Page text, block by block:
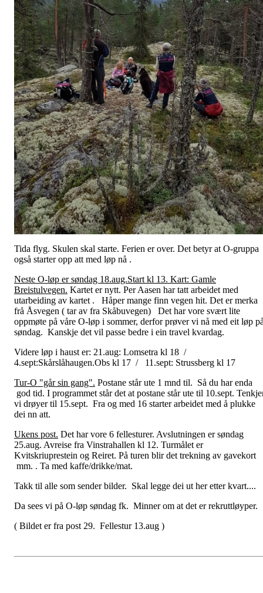
Tida flyg. Skulen skal starte. Ferien er over. Det betyr at O-gruppa
også starter opp att med løp nå .
Neste O-løp er søndag 18.aug.Start kl 13. Kart: Gamle
Breistulvegen. Kartet er nytt. Per Aasen har tatt arbeidet med
utarbeiding av kartet . Håper mange finn vegen hit. Det er merka
frå Åsvegen ( tar av fra Skåbuvegen) Det har vore svært lite
oppmøte på våre O-løp i sommer, derfor prøver vi nå med eit løp
søndag. Kanskje det vil passe bedre i ein travel kvardag.
Videre løp i haust er: 21.aug: Lomsetra kl 18 /
4.sept:Skårslåhaugen.Obs kl 17 / 11.sept: Strussberg kl 17
Tur-O "går sin gang". Postane står ute 1 mnd til. Så du har enda
god tid. I programmet står det at postane står ute til 10.sept.
vi drøyer til 15.sept. Fra og med 16 starter arbeidet med å plukke
dei nn att.
Ukens post. Det har vore 6 fellesturer. Avslutningen er søndag
25.aug. Avreise fra Vinstrahallen kl 12. Turmålet er
Kvitskriuprestein og Reiret. På turen blir det trekning av gavekort
mm. . Ta med kaffe/drikke/mat.
Takk til alle som sender bilder. Skal legge dei ut her etter kvart....
Da sees vi på O-løp søndag fk. Minner om at det er rekruttløyper.
( Bildet er fra post 29. Fellestur 13.aug )